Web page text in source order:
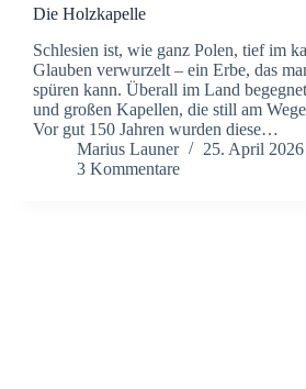
Die Holzkapelle
Schlesien ist, wie ganz Polen, tief im
Glauben verwurzelt – ein Erbe, das
spüren kann. Überall im Land
und großen Kapellen, die still am
Vor gut 150 Jahren wurden diese…
Marius Launer
25. April 2026
3 Kommentare